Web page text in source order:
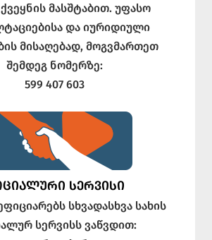
მასშტაბით. უფასო
და იურიდიული
მისაღებად, მოგვმართეთ
შემდეგ ნომერზე:
599 407 603
ᲡᲔᲠᲕᲘᲡᲘ
სხვადასხვა სახის
სერვისს ვაწვდით: